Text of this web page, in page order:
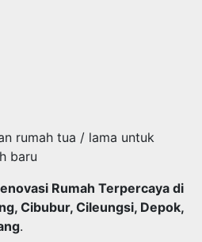
rumah tua / lama untuk
baru
Rumah Terpercaya di
Cibubur, Cileungsi, Depok,
.